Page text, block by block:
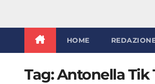
HOME
Tag:Antonella Tik